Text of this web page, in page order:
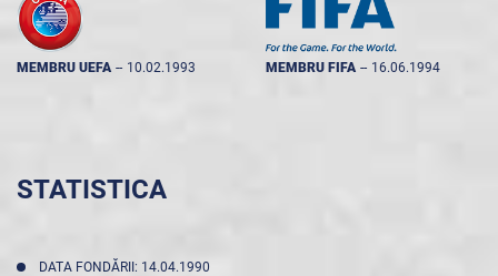
MEMBRU UEFA -- 10.02.1993 MEMBRU FIFA -- 16.06.1994
STATISTICA
DATA FONDĂRII: 14.04.1990